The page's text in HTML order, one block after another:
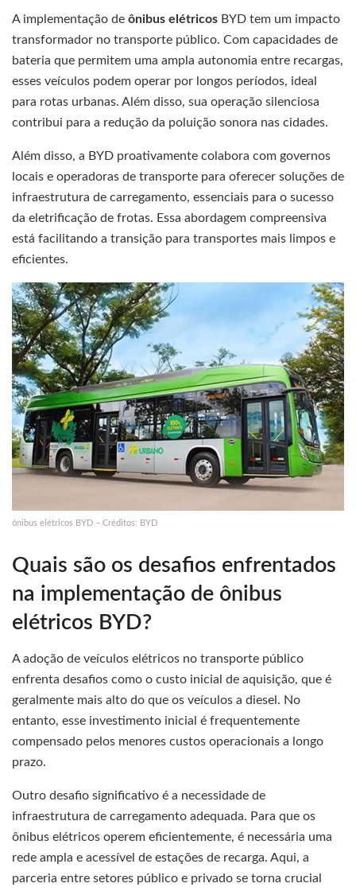
A implementação de ônibus elétricos BYD tem um impacto
transformador no transporte público. Com capacidades de
bateria que permitem uma ampla autonomia entre recargas,
esses veículos podem operar por longos períodos, ideal
para rotas urbanas. Além disso, sua operação silenciosa
contribui para a redução da poluição sonora nas cidades.
Além disso, a BYD proativamente colabora com governos
locais e operadoras de transporte para oferecer soluções de
infraestrutura de carregamento, essenciais para o sucesso
da eletrificação de frotas. Essa abordagem compreensiva
está facilitando a transição para transportes mais limpos e
eficientes.
ônibus elétricos BYD – Créditos: BYD
Quais são os desafios enfrentados
na implementação de ônibus
elétricos BYD?
A adoção de veículos elétricos no transporte público
enfrenta desafios como o custo inicial de aquisição, que é
geralmente mais alto do que os veículos a diesel. No
entanto, esse investimento inicial é frequentemente
compensado pelos menores custos operacionais a longo
prazo.
Outro desafio significativo é a necessidade de
infraestrutura de carregamento adequada. Para que os
ônibus elétricos operem eficientemente, é necessária uma
rede ampla e acessível de estações de recarga. Aqui, a
parceria entre setores público e privado se torna crucial